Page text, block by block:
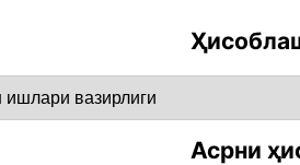
Асрни